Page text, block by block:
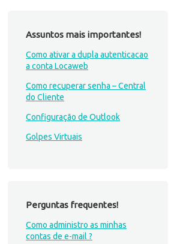
Assuntos mais importantes!
Como ativar a dupla autenticacao
a conta Locaweb
Como recuperar senha – Central
do Cliente
Configuração de Outlook
Golpes Virtuais
Perguntas frequentes!
Como administro as minhas
contas de e-mail ?